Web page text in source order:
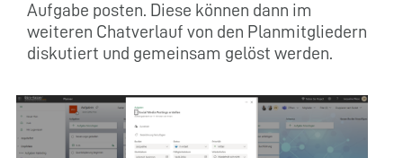
Aufgabe posten. Diese können dann im
weiteren Chatverlauf von den Planmitgliedern
diskutiert und gemeinsam gelöst werden.